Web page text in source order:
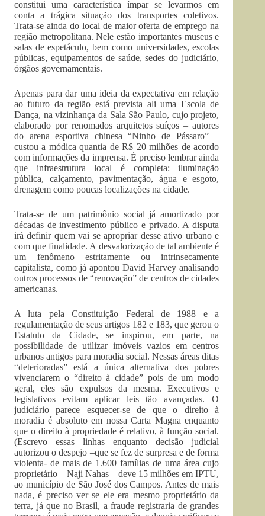
constitui uma característica ímpar se levarmos em
conta a trágica situação dos transportes coletivos.
Trata-se ainda do local de maior oferta de emprego na
região metropolitana. Nele estão importantes museus e
salas de espetáculo, bem como universidades, escolas
públicas, equipamentos de saúde, sedes do judiciário,
órgãos governamentais.
Apenas para dar uma ideia da expectativa em relação
ao futuro da região está prevista ali uma Escola de
Dança, na vizinhança da Sala São Paulo, cujo projeto,
elaborado por renomados arquitetos suíços – autores
do arena esportiva chinesa “Ninho de Pássaro” –
custou a módica quantia de R$ 20 milhões de acordo
com informações da imprensa. É preciso lembrar ainda
que infraestrutura local é completa: iluminação
pública, calçamento, pavimentação, água e esgoto,
drenagem como poucas localizações na cidade.
Trata-se de um patrimônio social já amortizado por
décadas de investimento público e privado. A disputa
irá definir quem vai se apropriar desse ativo urbano e
com que finalidade. A desvalorização de tal ambiente é
um fenômeno estritamente ou intrinsecamente
capitalista, como já apontou David Harvey analisando
outros processos de “renovação” de centros de cidades
americanas.
A luta pela Constituição Federal de 1988 e a
regulamentação de seus artigos 182 e 183, que gerou o
Estatuto da Cidade, se inspirou, em parte, na
possibilidade de utilizar imóveis vazios em centros
urbanos antigos para moradia social. Nessas áreas ditas
“deterioradas” está a única alternativa dos pobres
vivenciarem o “direito à cidade” pois de um modo
geral, eles são expulsos da mesma. Executivos e
legislativos evitam aplicar leis tão avançadas. O
judiciário parece esquecer-se de que o direito à
moradia é absoluto em nossa Carta Magna enquanto
que o direito à propriedade é relativo, à função social.
(Escrevo essas linhas enquanto decisão judicial
autorizou o despejo –que se fez de surpresa e de forma
violenta- de mais de 1.600 famílias de uma área cujo
proprietário – Naji Nahas – deve 15 milhões em IPTU,
ao município de São José dos Campos. Antes de mais
nada, é preciso ver se ele era mesmo proprietário da
terra, já que no Brasil, a fraude registraria de grandes